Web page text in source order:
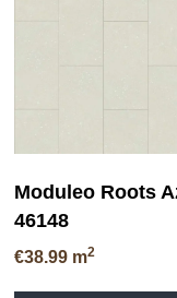
Moduleo Roots
46148
€38.99 m2